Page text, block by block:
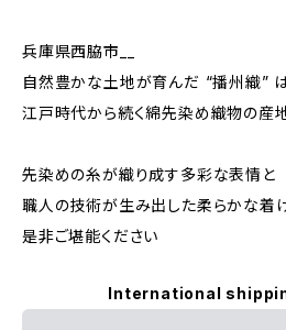
兵庫県西脇市__
自然豊かな土地が育んだ “播州織”
江戸時代から続く綿先染め織物の産
先染めの糸が織り成す多彩な表情と
職人の技術が生み出した柔らかな着
是非ご堪能ください
International